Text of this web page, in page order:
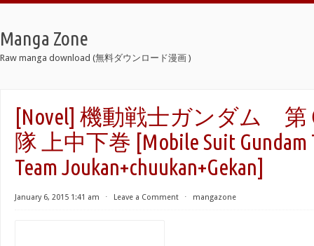
Manga Zone
Raw manga download (無料ダウンロード漫画 )
[Novel] 機動戦士ガンダム 第
隊 上中下巻 [Mobile Suit Gundam
Team Joukan+chuukan+Gekan]
January 6, 2015 1:41 am ⋅ Leave a Comment ⋅ mangazone